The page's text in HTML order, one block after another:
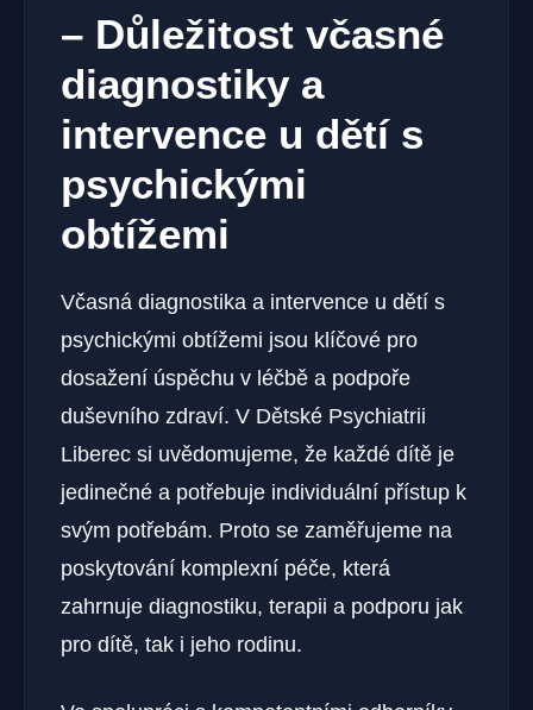
– Důležitost včasné
diagnostiky a
intervence u dětí s
psychickými
obtížemi
Včasná diagnostika a intervence u dětí s
psychickými obtížemi jsou klíčové pro
dosažení úspěchu v léčbě a podpoře
duševního zdraví. V Dětské Psychiatrii
Liberec si uvědomujeme, že každé dítě je
jedinečné a potřebuje individuální přístup k
svým potřebám. Proto se zaměřujeme na
poskytování komplexní péče, která
zahrnuje diagnostiku, terapii a podporu jak
pro dítě, tak i jeho rodinu.